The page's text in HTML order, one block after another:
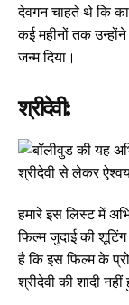
देवगन चाहते थे कि
कई महीनों तक
जन्म दिया।
श्रीदेवी:
हमारे इस लिस्ट में
फिल्म जुदाई की
है कि इस फिल्म के
श्रीदेवी की शादी नहीं